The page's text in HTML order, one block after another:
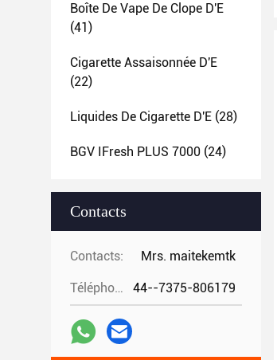
Boîte De Vape De Clope D'E
(41)
Cigarette Assaisonnée D'E
(22)
Liquides De Cigarette D'E (28)
BGV IFresh PLUS 7000 (24)
Contacts
Contacts: Mrs. maitekemtk
Téléphone: 44--7375-806179